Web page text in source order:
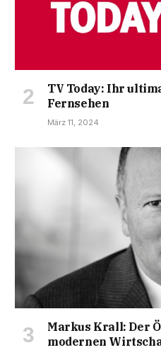
TV Today: Ihr
Fernsehen
März 11, 2024
Markus Krall: Der
modernen